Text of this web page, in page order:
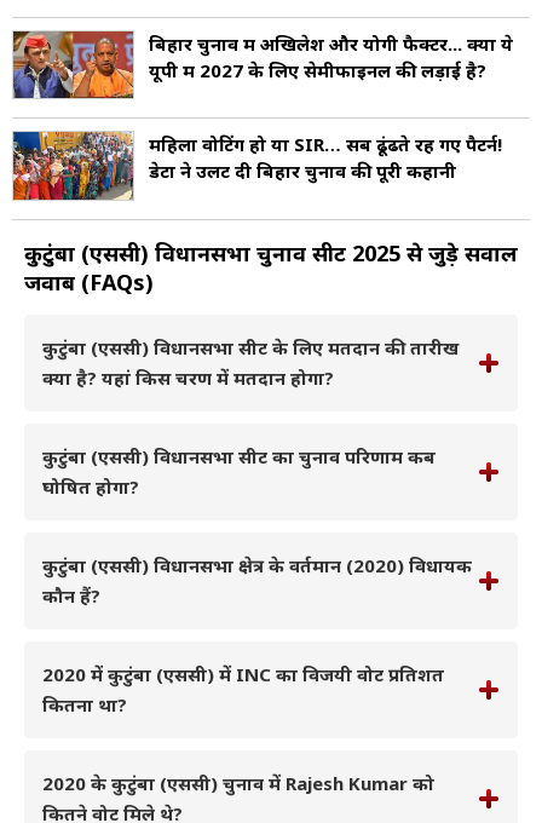
बिहार चुनाव में अखिलेश और योगी फैक्टर... क्या ये
यूपी में 2027 के लिए सेमीफाइनल की लड़ाई है?
महिला वोटिंग हो या SIR… सब ढूंढते रह गए पैटर्न!
डेटा ने उलट दी बिहार चुनाव की पूरी कहानी
कुटुंबा (एससी) विधानसभा चुनाव सीट 2025 से जुड़े सवाल
जवाब (FAQs)
कुटुंबा (एससी) विधानसभा सीट के लिए मतदान की तारीख
क्या है? यहां किस चरण में मतदान होगा?
कुटुंबा (एससी) विधानसभा सीट का चुनाव परिणाम कब
घोषित होगा?
कुटुंबा (एससी) विधानसभा क्षेत्र के वर्तमान (2020) विधायक
कौन हैं?
2020 में कुटुंबा (एससी) में INC का विजयी वोट प्रतिशत
कितना था?
2020 के कुटुंबा (एससी) चुनाव में Rajesh Kumar को
कितने वोट मिले थे?